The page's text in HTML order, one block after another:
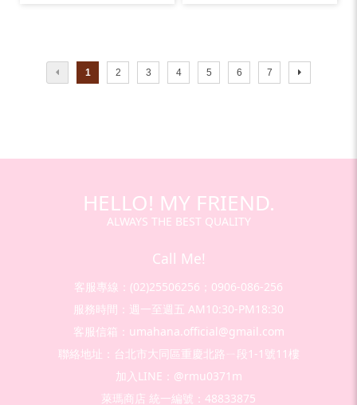
1 2 3 4 5 6 7
HELLO! MY FRIEND.
ALWAYS THE BEST QUALITY
Call Me!
客服專線：(02)25506256；0906-086-256
服務時間：週一至週五 AM10:30-PM18:30
客服信箱：umahana.official@gmail.com
聯絡地址：台北市大同區重慶北路ㄧ段1-1號11樓
加入LINE：@rmu0371m
萊瑪商店 統一編號：48833875